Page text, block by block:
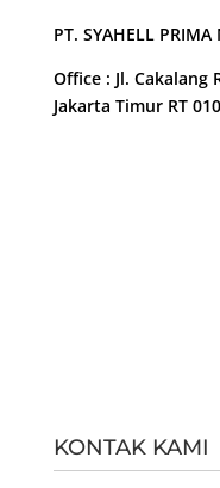
PT. SYAHELL PRIMA
Office : Jl. Cakalang
Jakarta Timur RT
KONTAK KAMI